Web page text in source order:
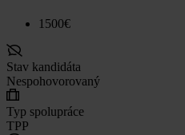
1500€
Stav kandidáta
Nespohovorovaný
Typ spolupráce
TPP